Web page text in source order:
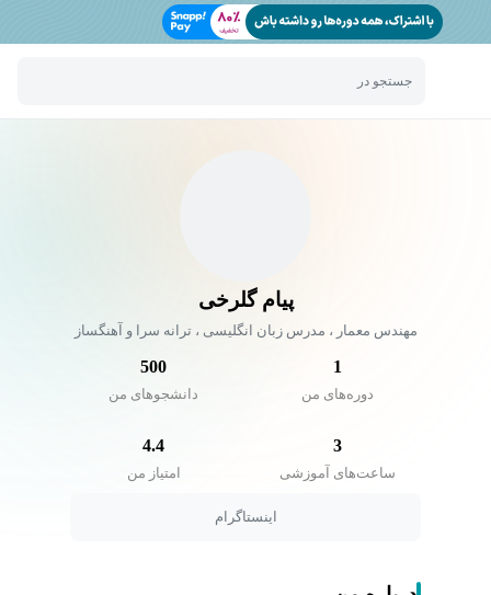
جستجو در
پیام گلرخی
مهندس معمار ، مدرس زبان انگلیسی ، ترانه سرا و آهنگساز
1
دوره‌های من
500
دانشجو‌های من
3
ساعت‌های آموزشی
4.4
امتیاز من
اینستاگرام